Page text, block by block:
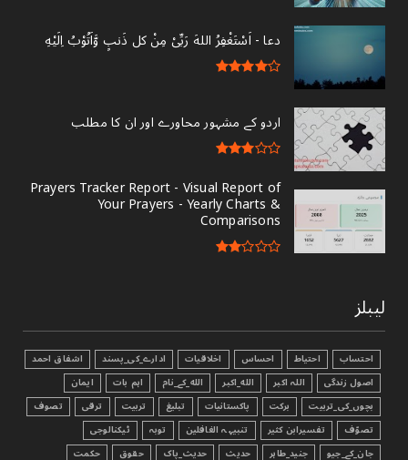
دعا - ‎اَسْتَغْفِرُ اللهَ رَبِّىْ مِنْ کل ذَنبٍ وَّاَتُوْبُ اِلَيْهِ
اردو کے مشہور محاورے اور ان کا مطلب
Prayers Tracker Report - Visual Report of
Your Prayers - Yearly Charts &
Comparisons
لیبلز
احتساب احتیاط احساس اخلاقیات ادارے_کی_پسند
اشفاق احمد
اصول زندگی
اللہ اکبر الله_اکبر الله_کے_نام اہم بات
ایمان
بچوں_کی_تربیت
برکت پاکستانیات تبليغ تربیت ترقی
تصوف
تصوّف
تفسیرابن کثیر تنبیہہ الغافلین توبہ
ٹیکنالوجی
جان_کے_جیو
جنید_طاہر حدیث حدیث_پاک حقوق حکمت